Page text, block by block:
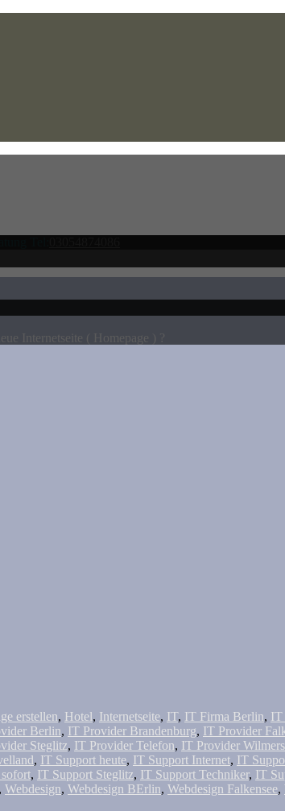
Internetseite ( Homepage ) ?
erstellen, Hotel, Internetseite, IT, IT Firma Berlin, IT
Berlin, IT Provider Brandenburg, IT Provider
Steglitz, IT Provider Telefon, IT Provider
, IT Support heute, IT Support Internet, IT
, IT Support Steglitz, IT Support Techniker, IT
, Webdesign, Webdesign BErlin, Webdesign Falkensee,